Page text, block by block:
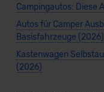
Campingautos: Diese
Autos für Camper
Basisfahrzeuge (2026)
Kastenwagen
(2026)